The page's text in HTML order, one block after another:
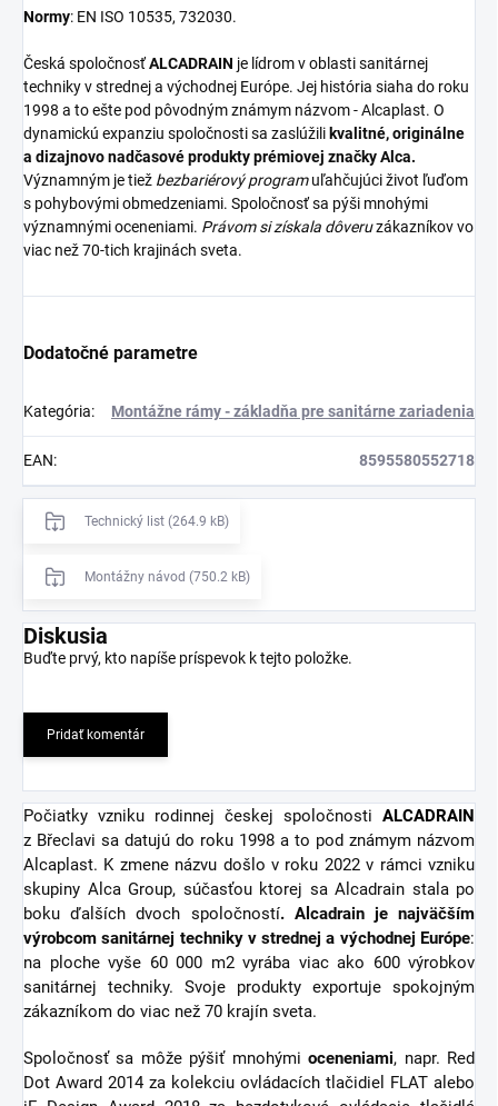
Normy: EN ISO 10535, 732030.
Česká spoločnosťALCADRAIN je lídrom v oblasti sanitárnej
techniky v strednej a východnej Európe. Jej história siaha do roku
1998 a to ešte pod pôvodným známym názvom - Alcaplast. O
dynamickú expanziu spoločnosti sa zaslúžili kvalitné, originálne
a dizajnovo nadčasové produkty prémiovej značky Alca.
Významným je tiež bezbariérový programuľahčujúci život ľuďom
s pohybovými obmedzeniami. Spoločnosť sa pýši mnohými
významnými oceneniami. Právom si získala dôveruzákazníkov vo
viac než 70-tich krajinách sveta.
Dodatočné parametre
Kategória: Montážne rámy - základňa pre sanitárne zariadenia
EAN: 8595580552718
Technický list (264.9 kB)
Montážny návod (750.2 kB)
Diskusia
Buďte prvý, kto napíše príspevok k tejto položke.
Pridať komentár
Počiatky vzniku rodinnej českej spoločnosti ALCADRAIN
z Břeclavi sa datujú do roku 1998 a to pod známym názvom
Alcaplast. K zmene názvu došlo v roku 2022 v rámci vzniku
skupiny Alca Group, súčasťou ktorej sa Alcadrain stala po
boku ďalších dvoch spoločností. Alcadrain je najväčším
výrobcom sanitárnej techniky v strednej a východnej Európe:
na ploche vyše 60 000 m2 vyrába viac ako 600 výrobkov
sanitárnej techniky. Svoje produkty exportuje spokojným
zákazníkom do viac než 70 krajín sveta.
Spoločnosť sa môže pýšiť mnohýmioceneniami, napr. Red
Dot Award 2014 za kolekciu ovládacích tlačidiel FLAT alebo